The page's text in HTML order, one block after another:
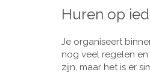
Huren op
Je organiseert
nog veel regelen
zijn, maar het is er